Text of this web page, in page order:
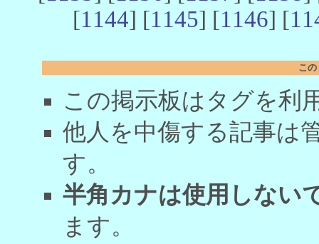
[1144] [1145] [1146] [
こ
この掲示板はタグを利
他人を中傷する記事は
す。
半角カナは使用しない
ます。